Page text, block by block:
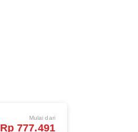
Mulai dari
Rp 777.491